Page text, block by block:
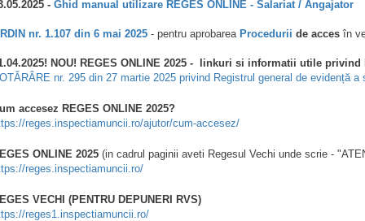
- Ghid manual utilizare REGES ONLINE - Salariat / Angajator
nr. 1.107 din 6 mai 2025 - pentru aprobarea Procedurii de acces în
NOU! REGES ONLINE 2025 - linkuri si informatii utile
nr. 295 din 27 martie 2025 privind Registrul general de evidență
accesez REGES ONLINE 2025?
reges.inspectiamuncii.ro/ajutor/cum-accesez/
ONLINE 2025 (in cadrul paginii aveti Regesul Vechi unde scrie -
reges.inspectiamuncii.ro/
VECHI (PENTRU DEPUNERI RVS)
reges1.inspectiamuncii.ro/